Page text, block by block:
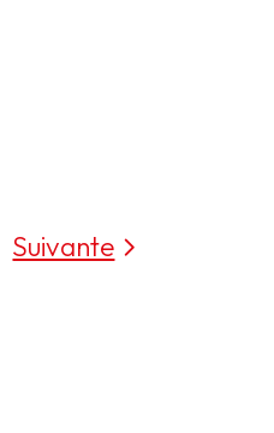
Suivante